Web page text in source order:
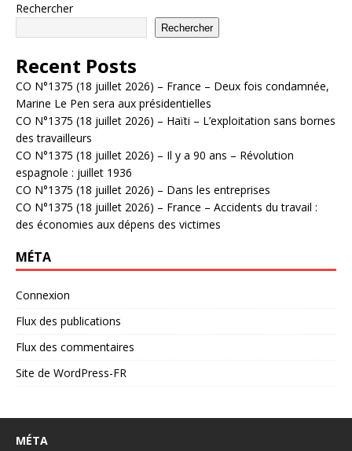
Rechercher
Rechercher
Recent Posts
CO N°1375 (18 juillet 2026) – France – Deux fois condamnée,
Marine Le Pen sera aux présidentielles
CO N°1375 (18 juillet 2026) – Haïti – L’exploitation sans bornes
des travailleurs
CO N°1375 (18 juillet 2026) – Il y a 90 ans – Révolution
espagnole : juillet 1936
CO N°1375 (18 juillet 2026) – Dans les entreprises
CO N°1375 (18 juillet 2026) – France – Accidents du travail :
des économies aux dépens des victimes
MÉTA
Connexion
Flux des publications
Flux des commentaires
Site de WordPress-FR
MÉTA